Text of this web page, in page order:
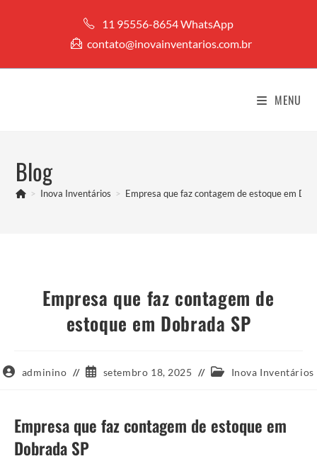
11 95556-8654 WhatsApp
contato@inovainventarios.com.br
MENU
Blog
> Inova Inventários > Empresa que faz contagem de estoque em
Empresa que faz contagem de
estoque em Dobrada SP
Autoradminino
Postsetembro 18, 2025
Categoria
Inova Inventários
Empresa que faz contagem de estoque em
Dobrada SP